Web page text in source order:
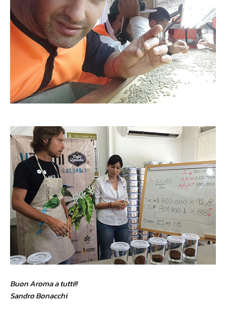
Buon Aroma a tutti!!
Sandro Bonacchi